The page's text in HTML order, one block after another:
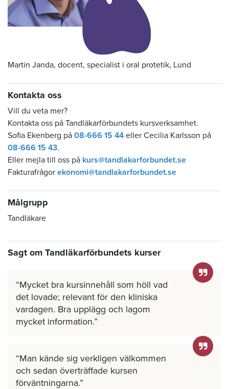
Martin Janda, docent, specialist i oral protetik, Lund
Kontakta oss
Vill du veta mer?
Kontakta oss på Tandläkarförbundets kursverksamhet.
Sofia Ekenberg på 08-666 15 44 eller Cecilia Karlsson på
08-666 15 43.
Eller mejla till oss på kurs@tandlakarforbundet.se
Fakturafrågor ekonomi@tandlakarforbundet.se
Målgrupp
Tandläkare
Sagt om Tandläkarförbundets kurser
Mycket bra kursinnehåll som höll vad
det lovade; relevant för den kliniska
vardagen. Bra upplägg och lagom
mycket information.
Man kände sig verkligen välkommen
och sedan överträffade kursen
förväntningarna.